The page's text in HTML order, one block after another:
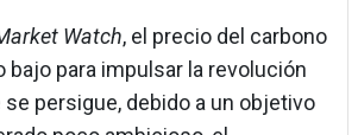
Watch, el precio del carbono
bajo para impulsar la revolución
persigue, debido a un objetivo